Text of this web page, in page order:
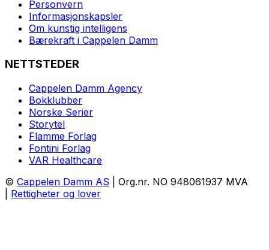
Personvern
Informasjonskapsler
Om kunstig intelligens
Bærekraft i Cappelen Damm
NETTSTEDER
Cappelen Damm Agency
Bokklubber
Norske Serier
Storytel
Flamme Forlag
Fontini Forlag
VAR Healthcare
© Cappelen Damm AS | Org.nr. NO 948061937 MVA
Rettigheter og lover